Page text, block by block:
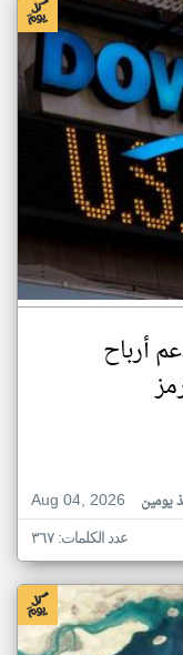
بدعم أرباح
Aug 04, 2026
يومين
عدد الكلمات: ٣٦٧